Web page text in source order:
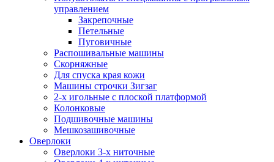
управлением
Закрепочные
Петельные
Пуговичные
Распошивальные машины
Скорняжные
Для спуска края кожи
Машины строчки Зигзаг
2-х игольные с плоской платформой
Колонковые
Подшивочные машины
Мешкозашивочные
Оверлоки
Оверлоки 3-х ниточные